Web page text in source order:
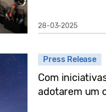
28-03-2025
Press Release
Com
adotarem um